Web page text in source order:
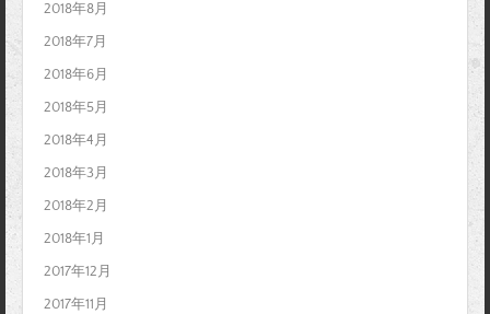
2018年8月
2018年7月
2018年6月
2018年5月
2018年4月
2018年3月
2018年2月
2018年1月
2017年12月
2017年11月